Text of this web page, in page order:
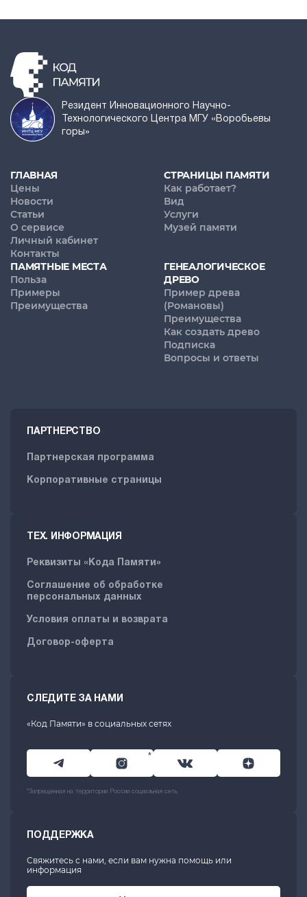
Резидент Инновационного Научно-
Технологического Центра МГУ «Воробьевы
горы»
ГЛАВНАЯ
Цены
Новости
Статьи
О сервисе
Личный кабинет
Контакты
СТРАНИЦЫ ПАМЯТИ
Как работает?
Вид
Услуги
Музей памяти
ПАМЯТНЫЕ МЕСТА
Польза
Примеры
Преимущества
ГЕНЕАЛОГИЧЕСКОЕ
ДРЕВО
Пример древа
(Романовы)
Преимущества
Как создать древо
Подписка
Вопросы и ответы
ПАРТНЕРСТВО
Партнерская программа
Корпоративные страницы
ТЕХ. ИНФОРМАЦИЯ
Реквизиты «Кода Памяти»
Соглашение об обработке
персональных данных
Условия оплаты и возврата
Договор-оферта
СЛЕДИТЕ ЗА НАМИ
«Код Памяти» в социальных сетях
*
*Запрещенная на территории России социальная сеть
ПОДДЕРЖКА
Свяжитесь с нами, если вам нужна помощь или
информация